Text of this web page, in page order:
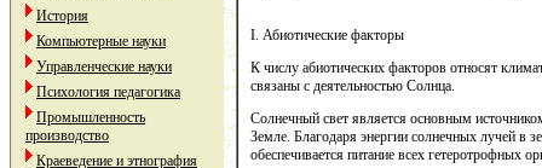
История
Компьютерные науки
Управленческие науки
Психология педагогика
Промышленность
производство
Краеведение и этнография
I. Абиотические факторы
К числу абиотических факторов относят
связаны с деятельностью Солнца.
Солнечный свет является основным
Земле. Благодаря энергии солнечных лучей в
обеспечивается питание всех гетеротрофных